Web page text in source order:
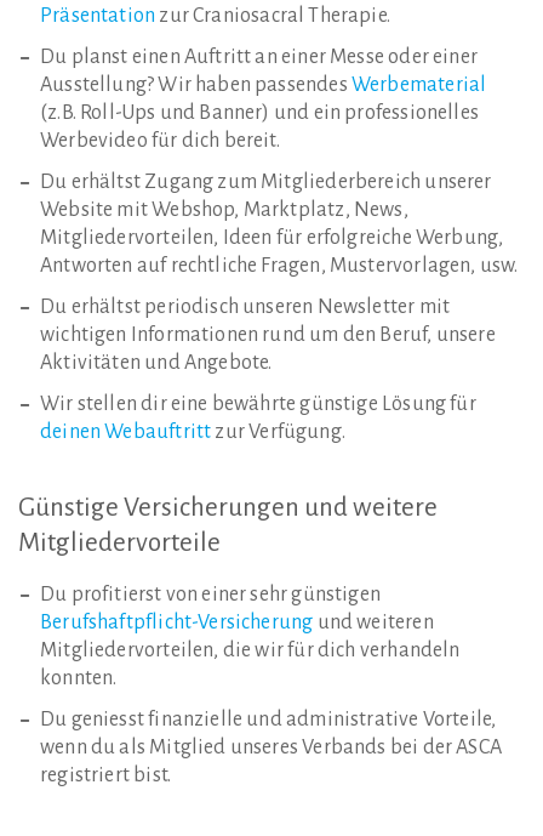
Präsentation zur Craniosacral Therapie.
Du planst einen Auftritt an einer Messe oder einer
Ausstellung? Wir haben passendes Werbematerial
(z.B. Roll-Ups und Banner) und ein professionelles
Werbevideo für dich bereit.
Du erhältst Zugang zum Mitgliederbereich unserer
Website mit Webshop, Marktplatz, News,
Mitgliedervorteilen, Ideen für erfolgreiche Werbung,
Antworten auf rechtliche Fragen, Mustervorlagen, usw.
Du erhältst periodisch unseren Newsletter mit
wichtigen Informationen rund um den Beruf, unsere
Aktivitäten und Angebote.
Wir stellen dir eine bewährte günstige Lösung für
deinen Webauftritt zur Verfügung.
Günstige Versicherungen und weitere
Mitgliedervorteile
Du profitierst von einer sehr günstigen
Berufshaftpflicht-Versicherung und weiteren
Mitgliedervorteilen, die wir für dich verhandeln
konnten.
Du geniesst finanzielle und administrative Vorteile,
wenn du als Mitglied unseres Verbands bei der ASCA
registriert bist.